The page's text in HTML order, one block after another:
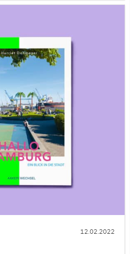
12.02.2022